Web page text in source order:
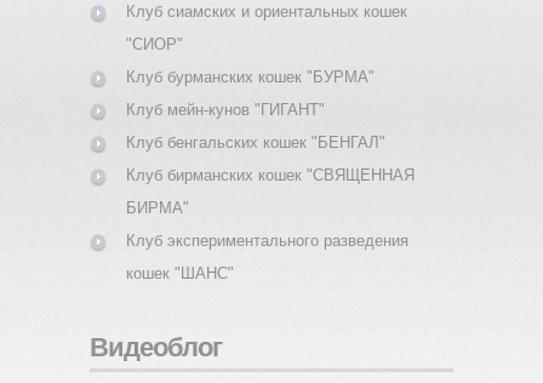
Клуб сиамских и ориентальных кошек
"СИОР"
Клуб бурманских кошек "БУРМА"
Клуб мейн-кунов "ГИГАНТ"
Клуб бенгальских кошек "БЕНГАЛ"
Клуб бирманских кошек "СВЯЩЕННАЯ
БИРМА"
Клуб экспериментального разведения
кошек "ШАНС"
Видеоблог